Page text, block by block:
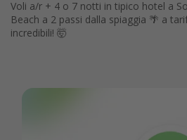
Voli a/r + 4 o 7 notti in tipico hotel a
Beach a 2 passi dalla spiaggia 🌴 a
incredibili! 🤯